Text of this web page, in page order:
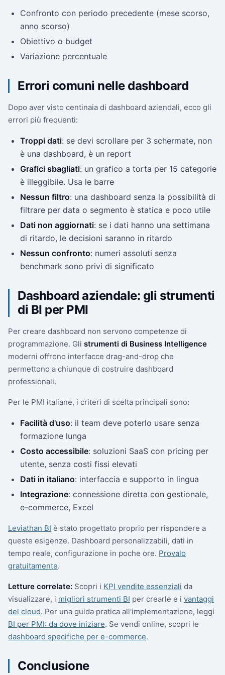
Confronto con periodo precedente (mese scorso,
anno scorso)
Obiettivo o budget
Variazione percentuale
Errori comuni nelle dashboard
Dopo aver visto centinaia di dashboard aziendali, ecco gli
errori più frequenti:
Troppi dati: se devi scrollare per 3 schermate, non
è una dashboard, è un report
Grafici sbagliati: un grafico a torta per 15 categorie
è illeggibile. Usa le barre
Nessun filtro: una dashboard senza la possibilità di
filtrare per data o segmento è statica e poco utile
Dati non aggiornati: se i dati hanno una settimana
di ritardo, le decisioni saranno in ritardo
Nessun confronto: numeri assoluti senza
benchmark sono privi di significato
Dashboard aziendale: gli strumenti
di BI per PMI
Per creare dashboard non servono competenze di
programmazione. Gli strumenti di Business Intelligence
moderni offrono interfacce drag-and-drop che
permettono a chiunque di costruire dashboard
professionali.
Per le PMI italiane, i criteri di scelta principali sono:
Facilità d'uso: il team deve poterlo usare senza
formazione lunga
Costo accessibile: soluzioni SaaS con pricing per
utente, senza costi fissi elevati
Dati in italiano: interfaccia e supporto in lingua
Integrazione: connessione diretta con gestionale,
e-commerce, Excel
Leviathan BI è stato progettato proprio per rispondere a
queste esigenze. Dashboard personalizzabili, dati in
tempo reale, configurazione in poche ore. Provalo
gratuitamente.
Letture correlate: Scopri i KPI vendite essenziali da
visualizzare, i migliori strumenti BI per crearle e i vantaggi
del cloud. Per una guida pratica all'implementazione, leggi
BI per PMI: da dove iniziare. Se vendi online, scopri le
dashboard specifiche per e-commerce.
Conclusione